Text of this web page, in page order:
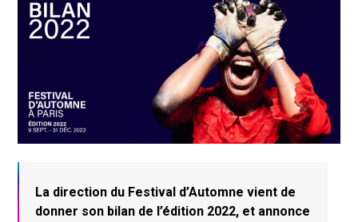
La direction du Festival d’Automne vient de
donner son bilan de l’édition 2022, et annonce